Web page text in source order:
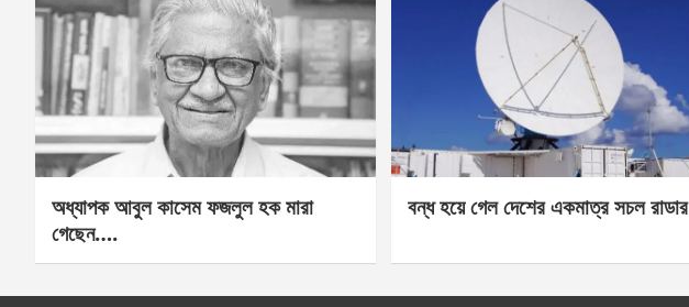
অধ্যাপক আবুল কাসেম ফজলুল হক মারা
গেছেন….
বন্ধ হয়ে গেল দেশের একমাত্র সচল রাডার